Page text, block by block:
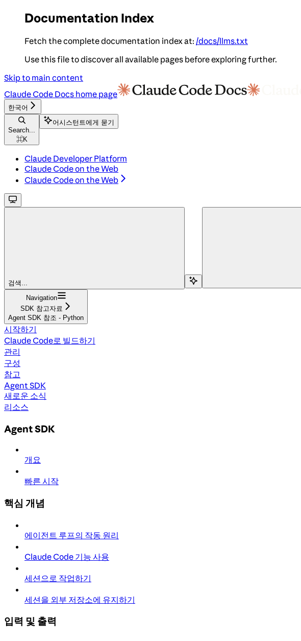
Documentation Index
Fetch the complete documentation index at: /docs/llms.txt
Use this file to discover all available pages before exploring further.
Skip to main content
Claude Code Docs home page
한국어
Search...
⌘K
어시스턴트에게 묻기
Claude Developer Platform
Claude Code on the Web
Claude Code on the Web
검색...
Navigation
SDK 참고자료
Agent SDK 참조 - Python
시작하기
Claude Code로 빌드하기
관리
구성
참고
Agent SDK
새로운 소식
리소스
Agent SDK
개요
빠른 시작
핵심 개념
에이전트 루프의 작동 원리
Claude Code 기능 사용
세션으로 작업하기
세션을 외부 저장소에 유지하기
입력 및 출력